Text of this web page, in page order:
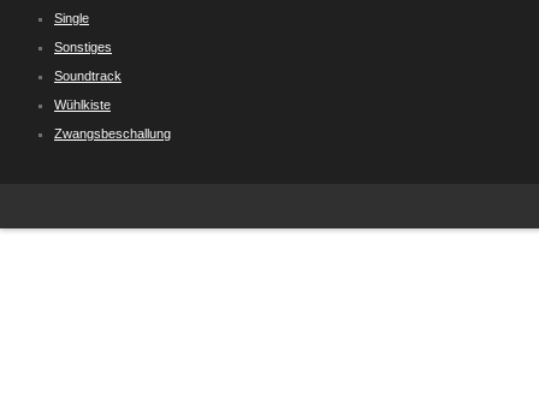
Single
Sonstiges
Soundtrack
Wühlkiste
Zwangsbeschallung